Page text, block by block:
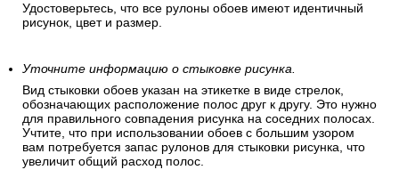
Удостоверьтесь, что все рулоны обоев имеют идентичный
рисунок, цвет и размер.
Уточните информацию о стыковке рисунка.
Вид стыковки обоев указан на этикетке в виде стрелок,
обозначающих расположение полос друг к другу. Это нужно
для правильного совпадения рисунка на соседних полосах.
Учтите, что при использовании обоев с большим узором
вам потребуется запас рулонов для стыковки рисунка, что
увеличит общий расход полос.